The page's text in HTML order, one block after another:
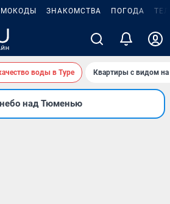
ЗНАКОМСТВА ПОГОДА
воды в Туре Квартиры с видом на
над Тюменью